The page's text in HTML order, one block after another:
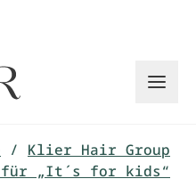
/ Klier Hair Group
für „It´s for kids“